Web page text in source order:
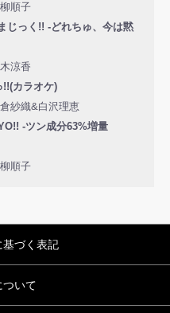
順子
じっく!! -どれちゅ、今は黙
涼香
カラオケ)
紗織&白沢理恵
-ツン成分63%増量
順子
基づく表記
ついて